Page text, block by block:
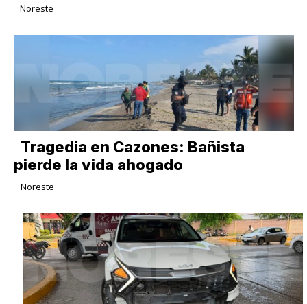
Noreste
Tragedia en Cazones: Bañista
pierde la vida ahogado
Noreste